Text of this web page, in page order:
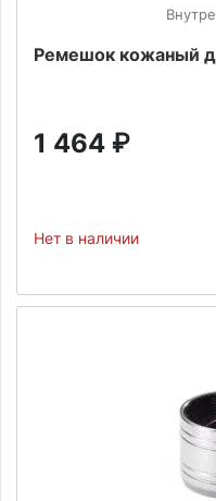
Ремешок кожаный
1 464 ₽
Нет в наличии